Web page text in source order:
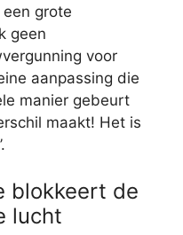
grote
geen
voor
aanpassing die
manier gebeurt
maakt! Het is
blokkeert de
lucht